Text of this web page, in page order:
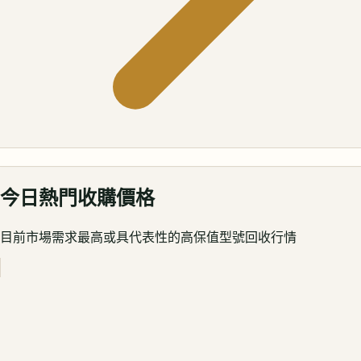
今日熱門收購價格
目前市場需求最高或具代表性的高保值型號回收行情